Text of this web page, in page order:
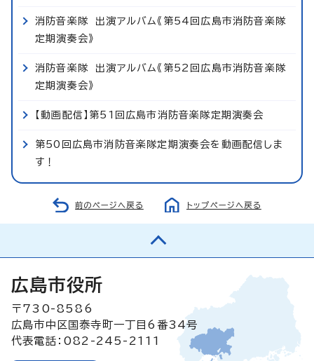
消防音楽隊 出演アルバム《第54回広島市消防音楽隊
定期演奏会》
消防音楽隊 出演アルバム《第52回広島市消防音楽隊
定期演奏会》
【動画配信】第51回広島市消防音楽隊定期演奏会
第50回広島市消防音楽隊定期演奏会を動画配信しま
す！
前のページへ戻る トップページへ戻る
広島市役所
〒730-8586
広島市中区国泰寺町一丁目6番34号
代表電話：082-245-2111